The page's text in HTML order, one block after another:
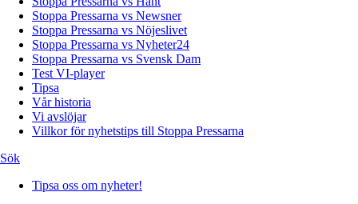
Stoppa Pressarna vs Newsner
Stoppa Pressarna vs Nöjeslivet
Stoppa Pressarna vs Nyheter24
Stoppa Pressarna vs Svensk Dam
Test VI-player
Tipsa
Vår historia
Vi avslöjar
Villkor för nyhetstips till Stoppa Pressarna
Sök
Tipsa oss om nyheter!